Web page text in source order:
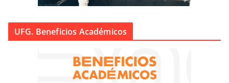
UFG. Beneficios Académicos